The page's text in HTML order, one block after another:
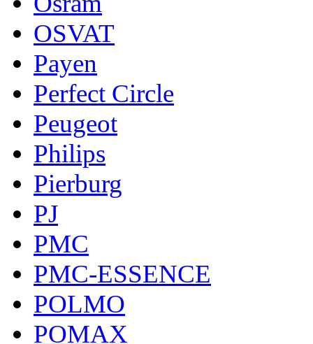
OSVAT
Payen
Perfect Circle
Peugeot
Philips
Pierburg
PJ
PMC
PMC-ESSENCE
POLMO
POMAX